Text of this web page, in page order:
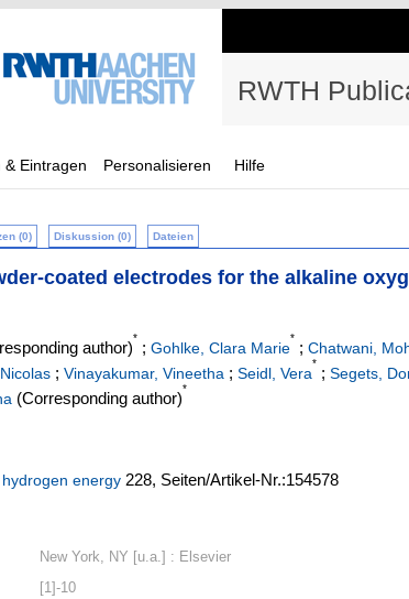
RWTH
& Eintragen Personalisieren Hilfe
(0) Diskussion (0) Dateien
coated electrodes for the alkaline
author)
*
; Gohlke, Clara Marie
*
; Chatwani,
; Vinayakumar, Vineetha ; Seidl, Vera
*
; Segets,
(Corresponding author)
*
energy 228, Seiten/Artikel-Nr.:154578
New York, NY [u.a.] : Elsevier
[1]-10